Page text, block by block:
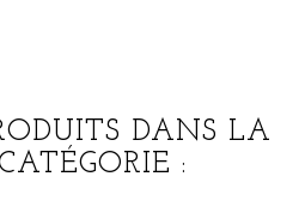
DANS LA
: